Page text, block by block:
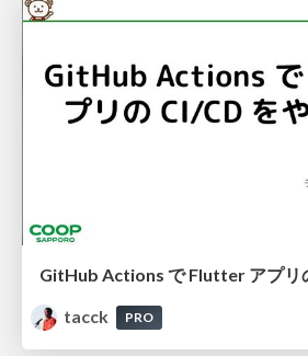
tacck
PRO